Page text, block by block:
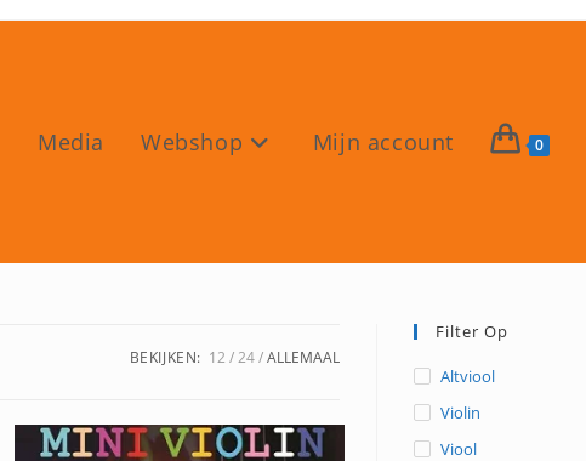
Media Webshop Mijn account 0
BEKIJKEN: 12 24 ALLEMAAL
Filter Op
Altviool
Violin
Viool